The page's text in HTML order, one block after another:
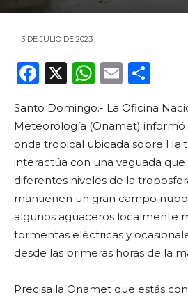
3 DE JULIO DE 2023
F
c
e
b
o
o
k
X
W
a
ts
A
p
p
E
ai
l
m
p
ar
ti
r
Santo Domingo.- La Oficina
Meteorología (Onamet) informó
onda tropical ubicada sobre
interactúa con una vaguada que
diferentes niveles de la
mantienen un gran campo
algunos aguaceros localmente
tormentas eléctricas y
desde las primeras horas de la
Precisa la Onamet que estás